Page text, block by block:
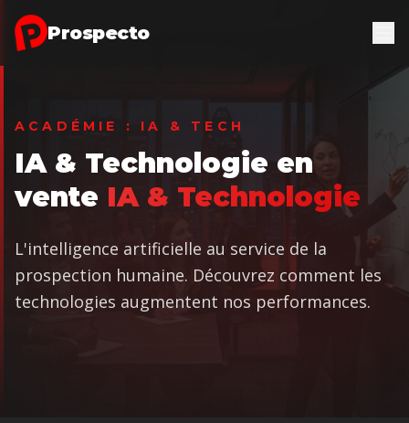
Aller au contenu principal
Prospecto
ACADÉMIE : IA & TECH
IA & Technologie en
vente IA & Technologie
L'intelligence artificielle au service de la
prospection humaine. Découvrez comment les
technologies augmentent nos performances.